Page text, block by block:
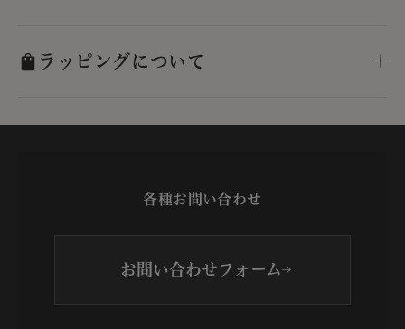
ラッピングについて
各種お問い合わせ
お問い合わせフォーム